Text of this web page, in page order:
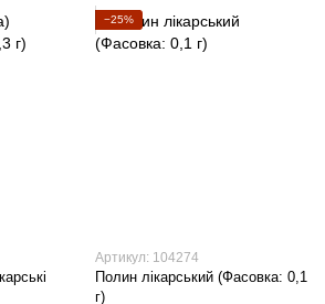
−25%
Артикул: 104274
Полин лікарський (Фасовка: 0,1
г)